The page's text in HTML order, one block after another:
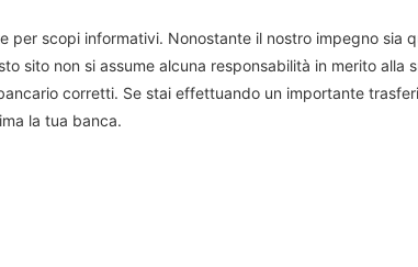
per scopi informativi. Nonostante il nostro impegno sia
sito non si assume alcuna responsabilità in merito alla
corretti. Se stai effettuando un importante
la tua banca.